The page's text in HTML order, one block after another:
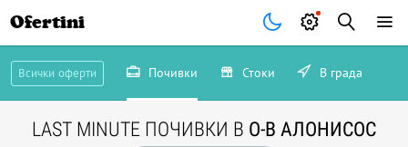
Ofertini
Всички оферти Почивки Стоки В града
LAST MINUTE ПОЧИВКИ В О-В АЛОНИСОС